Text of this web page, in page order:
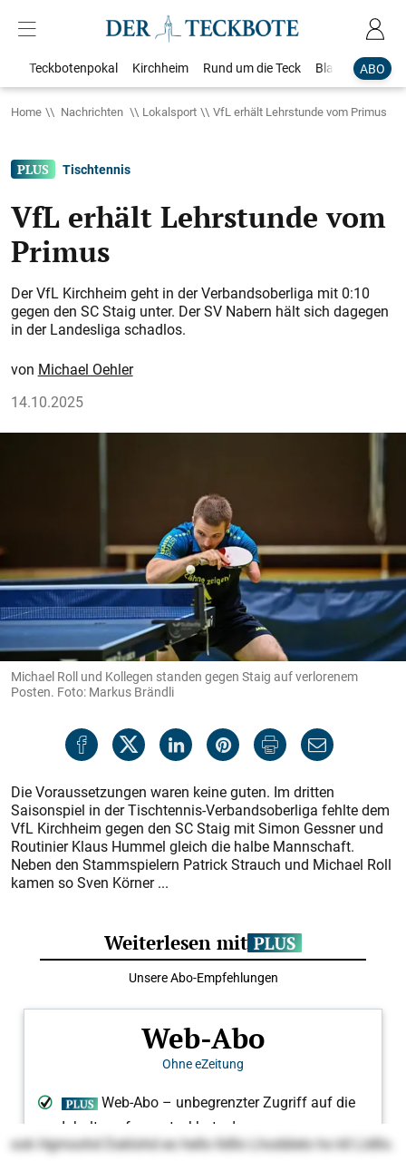
ABO
Teckbotenpokal Kirchheim Rund um die Teck Blaulicht
Home Nachrichten Lokalsport VfL erhält Lehrstunde vom Primus
Tischtennis
VfL erhält Lehrstunde vom
Primus
Der VfL Kirchheim geht in der Verbandsoberliga mit 0:10
gegen den SC Staig unter. Der SV Nabern hält sich dagegen
in der Landesliga schadlos.
Michael Oehler
14.10.2025
Michael Roll und Kollegen standen gegen Staig auf verlorenem
Posten. Foto: Markus Brändli
Die Voraussetzungen waren keine guten. Im dritten
Saisonspiel in der Tischtennis-Verbandsoberliga fehlte dem
VfL Kirchheim gegen den SC Staig mit Simon Gessner und
Routinier Klaus Hummel gleich die halbe Mannschaft.
Neben den Stammspielern Patrick Strauch und Michael Roll
kamen so Sven Körner ...
ook Hgmoohd Daklohd eo hello lldllo Lhodälelo ho kll Lldllo.